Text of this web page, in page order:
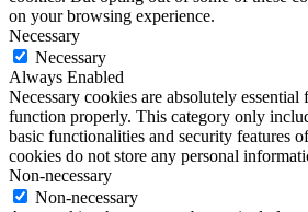
on your browsing experience.
Necessary
Necessary
Always Enabled
Necessary cookies are absolutely essential
function properly. This category only
basic functionalities and security features
cookies do not store any personal
Non-necessary
Non-necessary